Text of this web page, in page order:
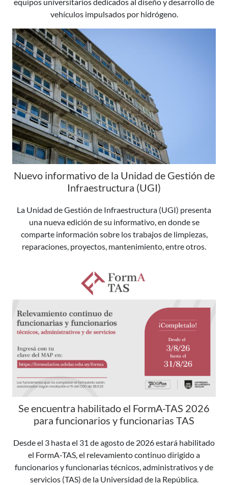
vehículos impulsados por hidrógeno.
Nuevo informativo de la Unidad de Gestión de
Infraestructura (UGI)
La Unidad de Gestión de Infraestructura (UGI) presenta
una nueva edición de su informativo, en donde se
comparte información sobre los trabajos de limpiezas,
reparaciones, proyectos, mantenimiento, entre otros.
Se encuentra habilitado el FormA-TAS 2026
para funcionarios y funcionarias TAS
Desde el 3 hasta el 31 de agosto de 2026 estará habilitado
el FormA-TAS, el relevamiento continuo dirigido a
funcionarios y funcionarias técnicos, administrativos y de
servicios (TAS) de la Universidad de la República.